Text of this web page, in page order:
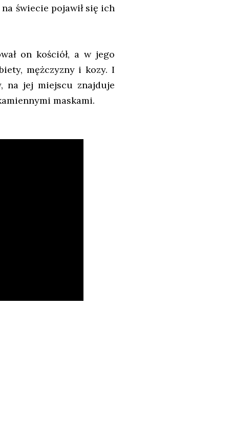
świecie pojawił się ich
on kościół, a w jego
mężczyzny i kozy. I
na jej miejscu znajduje
maskami.